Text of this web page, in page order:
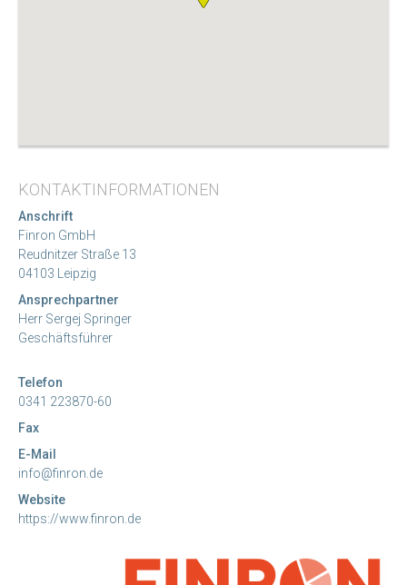
KONTAKTINFORMATIONEN
Anschrift
Finron GmbH
Reudnitzer Straße 13
04103 Leipzig
Ansprechpartner
Herr Sergej Springer
Geschäftsführer
Telefon
0341 223870-60
Fax
E-Mail
info@finron.de
Website
https://www.finron.de